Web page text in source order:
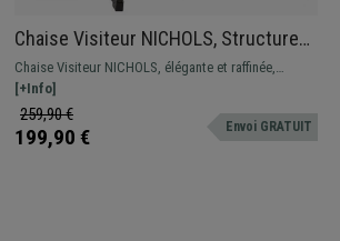
Chaise Visiteur NICHOLS, Structure
Metallique Noire, Épais Rembourrage,
en Tissu, Bleu Foncé
Chaise Visiteur NICHOLS, élégante et raffinée,
structure luge en métal noir, coutures piquées
apparentes, très confortable. Tissu
[+Info]
259,90 €
199,90 € Envoi GRATUIT